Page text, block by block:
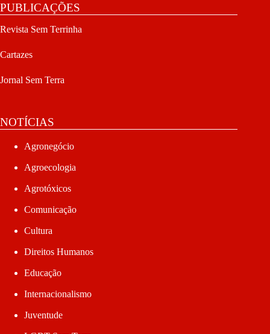
PUBLICAÇÕES
Revista Sem Terrinha
Cartazes
Jornal Sem Terra
NOTÍCIAS
Agronegócio
Agroecologia
Agrotóxicos
Comunicação
Cultura
Direitos Humanos
Educação
Internacionalismo
Juventude